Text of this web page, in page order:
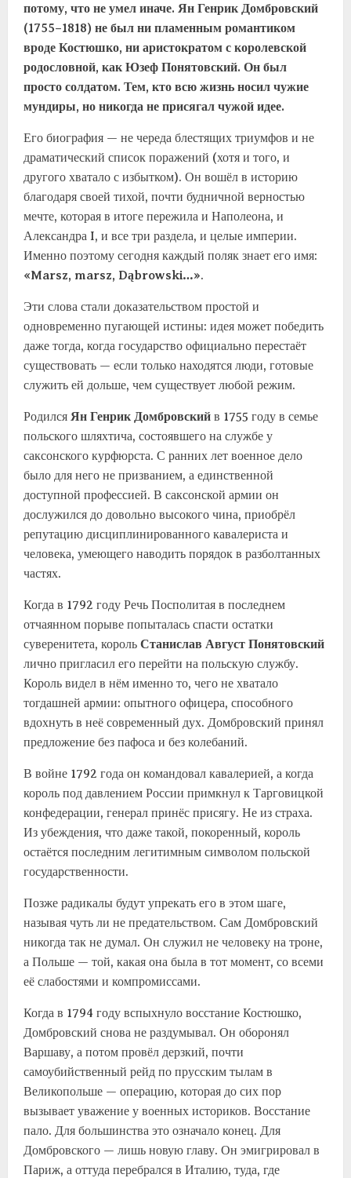
потому, что не умел иначе. Ян Генрик Домбровский
(1755–1818) не был ни пламенным романтиком
вроде Костюшко, ни аристократом с королевской
родословной, как Юзеф Понятовский. Он был
просто солдатом. Тем, кто всю жизнь носил чужие
мундиры, но никогда не присягал чужой идее.
Его биография — не череда блестящих триумфов и не
драматический список поражений (хотя и того, и
другого хватало с избытком). Он вошёл в историю
благодаря своей тихой, почти будничной верностью
мечте, которая в итоге пережила и Наполеона, и
Александра I, и все три раздела, и целые империи.
Именно поэтому сегодня каждый поляк знает его имя:
«Marsz, marsz, Dąbrowski…».
Эти слова стали доказательством простой и
одновременно пугающей истины: идея может победить
даже тогда, когда государство официально перестаёт
существовать — если только находятся люди, готовые
служить ей дольше, чем существует любой режим.
Родился Ян Генрик Домбровский в 1755 году в семье
польского шляхтича, состоявшего на службе у
саксонского курфюрста. С ранних лет военное дело
было для него не призванием, а единственной
доступной профессией. В саксонской армии он
дослужился до довольно высокого чина, приобрёл
репутацию дисциплинированного кавалериста и
человека, умеющего наводить порядок в разболтанных
частях.
Когда в 1792 году Речь Посполитая в последнем
отчаянном порыве попыталась спасти остатки
суверенитета, король Станислав Август Понятовский
лично пригласил его перейти на польскую службу.
Король видел в нём именно то, чего не хватало
тогдашней армии: опытного офицера, способного
вдохнуть в неё современный дух. Домбровский принял
предложение без пафоса и без колебаний.
В войне 1792 года он командовал кавалерией, а когда
король под давлением России примкнул к Тарговицкой
конфедерации, генерал принёс присягу. Не из страха.
Из убеждения, что даже такой, покоренный, король
остаётся последним легитимным символом польской
государственности.
Позже радикалы будут упрекать его в этом шаге,
называя чуть ли не предательством. Сам Домбровский
никогда так не думал. Он служил не человеку на троне,
а Польше — той, какая она была в тот момент, со всеми
её слабостями и компромиссами.
Когда в 1794 году вспыхнуло восстание Костюшко,
Домбровский снова не раздумывал. Он оборонял
Варшаву, а потом провёл дерзкий, почти
самоубийственный рейд по прусским тылам в
Великопольше — операцию, которая до сих пор
вызывает уважение у военных историков. Восстание
пало. Для большинства это означало конец. Для
Домбровского — лишь новую главу. Он эмигрировал в
Париж, а оттуда перебрался в Италию, туда, где